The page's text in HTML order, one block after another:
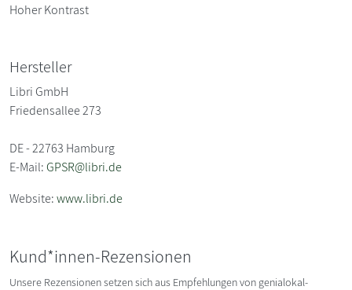
Hoher Kontrast
Hersteller
Libri GmbH
Friedensallee 273
DE - 22763 Hamburg
E-Mail:GPSR@libri.de
Website:www.libri.de
Kund*innen-Rezensionen
Unsere Rezensionen setzen sich aus Empfehlungen von genialokal-